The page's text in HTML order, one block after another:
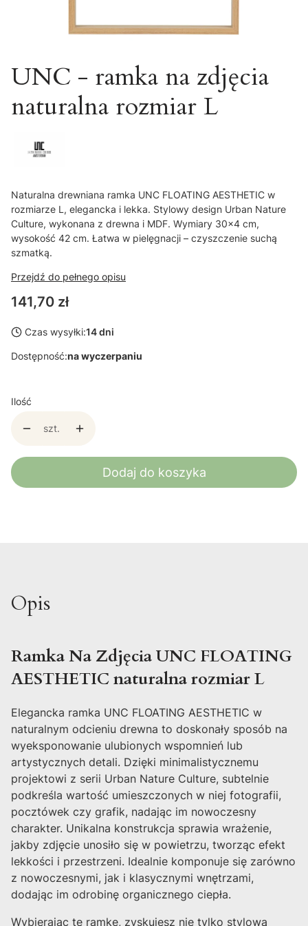
UNC - ramka na zdjęcia
naturalna rozmiar L
Naturalna drewniana ramka UNC FLOATING AESTHETIC w
rozmiarze L, elegancka i lekka. Stylowy design Urban Nature
Culture, wykonana z drewna i MDF. Wymiary 30x4 cm,
wysokość 42 cm. Łatwa w pielęgnacji – czyszczenie suchą
szmatką.
Przejdź do pełnego opisu
Cena
141,70 zł
Czas wysyłki:14 dni
Dostępność:na wyczerpaniu
Ilość
szt.
Dodaj do koszyka
Opis
Ramka Na Zdjęcia UNC FLOATING
AESTHETIC naturalna rozmiar L
Elegancka ramka UNC FLOATING AESTHETIC w
naturalnym odcieniu drewna to doskonały sposób na
wyeksponowanie ulubionych wspomnień lub
artystycznych detali. Dzięki minimalistycznemu
projektowi z serii Urban Nature Culture, subtelnie
podkreśla wartość umieszczonych w niej fotografii,
pocztówek czy grafik, nadając im nowoczesny
charakter. Unikalna konstrukcja sprawia wrażenie,
jakby zdjęcie unosiło się w powietrzu, tworząc efekt
lekkości i przestrzeni. Idealnie komponuje się zarówno
z nowoczesnymi, jak i klasycznymi wnętrzami,
dodając im odrobinę organicznego ciepła.
Wybierając tę ramkę, zyskujesz nie tylko stylową